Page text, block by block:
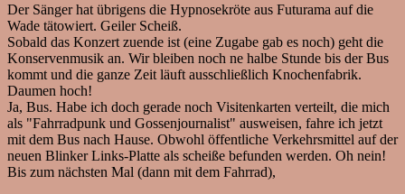
Der Sänger hat übrigens die Hypnosekröte aus Futurama auf die
Wade tätowiert. Geiler Scheiß.
Sobald das Konzert zuende ist (eine Zugabe gab es noch) geht die
Konservenmusik an. Wir bleiben noch ne halbe Stunde bis der Bus
kommt und die ganze Zeit läuft ausschließlich Knochenfabrik.
Daumen hoch!
Ja, Bus. Habe ich doch gerade noch Visitenkarten verteilt, die mich
als "Fahrradpunk und Gossenjournalist" ausweisen, fahre ich jetzt
mit dem Bus nach Hause. Obwohl öffentliche Verkehrsmittel auf der
neuen Blinker Links-Platte als scheiße befunden werden. Oh nein!
Bis zum nächsten Mal (dann mit dem Fahrrad),